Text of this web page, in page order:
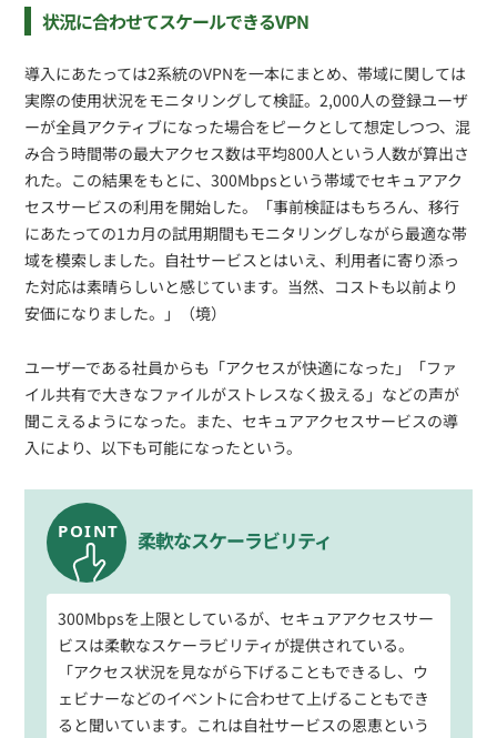
状況に合わせてスケールできるVPN
導入にあたっては2系統のVPNを一本にまとめ、帯域に関しては
実際の使用状況をモニタリングして検証。2,000人の登録ユーザ
ーが全員アクティブになった場合をピークとして想定しつつ、混
み合う時間帯の最大アクセス数は平均800人という人数が算出さ
れた。この結果をもとに、300Mbpsという帯域でセキュアアク
セスサービスの利用を開始した。「事前検証はもちろん、移行
にあたっての1カ月の試用期間もモニタリングしながら最適な帯
域を模索しました。自社サービスとはいえ、利用者に寄り添っ
た対応は素晴らしいと感じています。当然、コストも以前より
安価になりました。」（境）
ユーザーである社員からも「アクセスが快適になった」「ファ
イル共有で大きなファイルがストレスなく扱える」などの声が
聞こえるようになった。また、セキュアアクセスサービスの導
入により、以下も可能になったという。
柔軟なスケーラビリティ
300Mbpsを上限としているが、セキュアアクセスサー
ビスは柔軟なスケーラビリティが提供されている。
「アクセス状況を見ながら下げることもできるし、ウ
ェビナーなどのイベントに合わせて上げることもでき
ると聞いています。これは自社サービスの恩恵という